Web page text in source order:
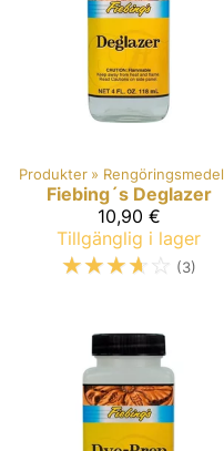
Produkter ‪» Rengöringsmedel
Fiebing´s Deglazer
10,90 €
Tillgänglig i lager
☆☆☆☆ ☆ (3)